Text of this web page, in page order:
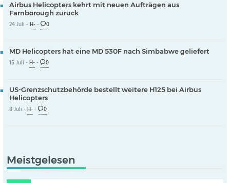
Airbus Helicopters kehrt mit neuen Aufträgen aus
Farnborough zurück
24 Juli -H-- 0
MD Helicopters hat eine MD 530F nach Simbabwe geliefert
15 Juli -H-- 0
US-Grenzschutzbehörde bestellt weitere H125 bei Airbus
Helicopters
8 Juli -H-- 0
Meistgelesen